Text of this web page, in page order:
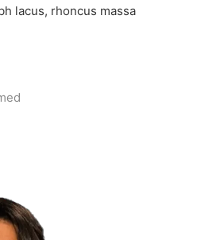
lacus, rhoncus massa